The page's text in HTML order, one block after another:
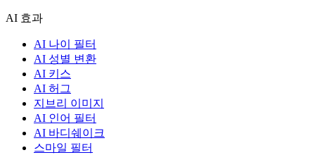
AI 효과
AI 나이 필터
AI 성별 변환
AI 키스
AI 허그
지브리 이미지
AI 인어 필터
AI 바디쉐이크
스마일 필터